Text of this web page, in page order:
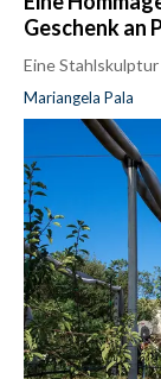
Geschenk an
Eine
Mariangela Pala